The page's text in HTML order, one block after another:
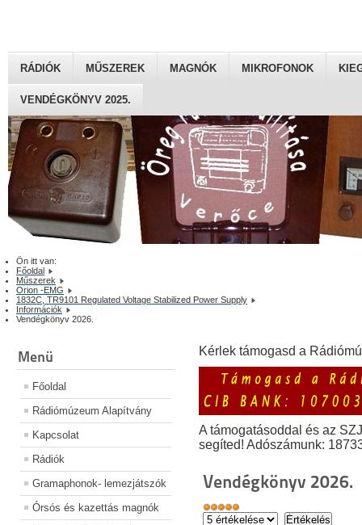
RÁDIÓK MŰSZEREK MAGNÓK MIKROFONOK
VENDÉGKÖNYV 2025.
Ön itt van:
Főoldal
Műszerek
Orion -EMG
1832C, TR9101 Regulated Voltage Stabilized Power Supply
Információk
Vendégkönyv 2026.
Menü
Főoldal
Rádiómúzeum Alapítvány
Kapcsolat
Rádiók
Gramaphonok- lemezjátszók
Órsós és kazettás magnók
Kérlek támogasd a
A támogatásoddal és az
segíted! Adószámunk:
Vendégkönyv 2026.